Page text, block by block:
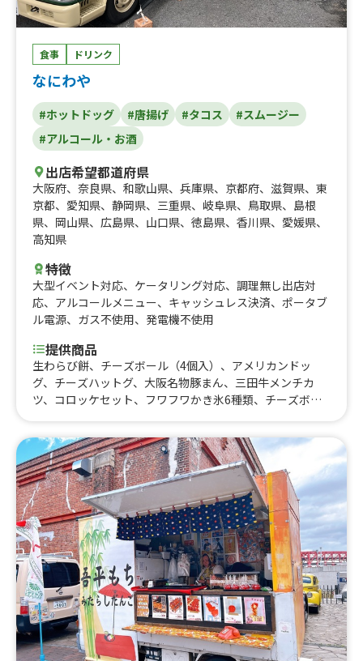
食事 ドリンク
なにわや
#ホットドッグ #唐揚げ #タコス
#スムージー
#アルコール・お酒
出店希望都道府県
大阪府、 奈良県、 和歌山県、 兵庫県、 京都府、 滋賀県、 東
京都、 愛知県、 静岡県、 三重県、 岐阜県、 鳥取県、 島根
県、 岡山県、 広島県、 山口県、 徳島県、 香川県、 愛媛県、
高知県
特徴
大型イベント対応、 ケータリング対応、 調理無し出店対
応、 アルコールメニュー、 キャッシュレス決済、 ポータブ
ル電源、 ガス不使用、 発電機不使用
提供商品
生わらび餅、チーズボール（4個入）、アメリカンドッ
グ、チーズハットグ、大阪名物豚まん、三田牛メンチカ
ツ、コロッケセット、フワフワかき氷6種類、チーズボー
ハイボール、酎ハイ、ノーアルコール、三田牛メンチカ
ツ、コロッケセット、その他サイドメニュー、牛丼、ふわ
ふわ果実かき氷、ハワイアンバーガー、かき氷（ふわふわ
氷）、生ビール、ハイボール、酎ハイ、ソフトドリンク、
かき氷、三田牛（メンチカツ、コロッケ）チーズハット
グ、チーズボール、フランクフルト、フライドポテト、ダ
ージーパイ、かき氷、かしみん焼き（泉州岸和田名物）ダ
ージーパイ、フランクフルト、ソフトドリンク、ダージー
パイ、かき氷、チーズボール、チーズドック、ダージーパ
イ、三田牛メンチカツ、三田牛コロッケ、フランクフル
ト、チーズハットグ、チーズボール、ポテトチーズハット
グ、チーズハットグ、チーズボール、三田牛メンチカツ、
三田牛コロッケ、フランクフルト、牛串（牛タン、牛ハラ